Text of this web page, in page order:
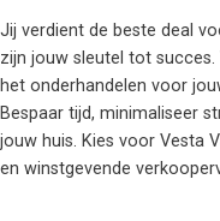
Jij verdient de beste deal
zijn jouw sleutel tot
het onderhandelen voor
Bespaar tijd, minimaliseer
jouw huis. Kies voor Vesta
en winstgevende